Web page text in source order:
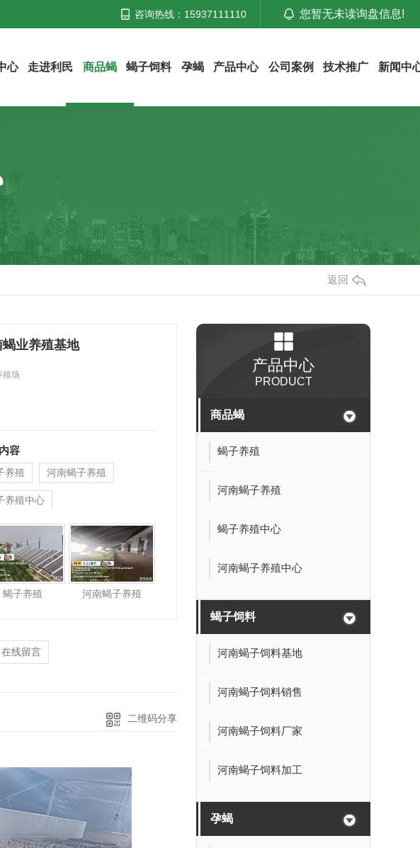
咨询热线：15937111110 您暂无未读询盘信息!
心 走进利民 商品蝎 蝎子饲料 孕蝎 产品中心 公司案例 技术推广 新闻中
返回
蝎业养殖基地
殖场
容
养殖 河南蝎子养殖
养殖中心
蝎子养殖 河南蝎子养殖
线留言
二维码分享
产品中心
PRODUCT
商品蝎
蝎子养殖
河南蝎子养殖
蝎子养殖中心
河南蝎子养殖中心
蝎子饲料
河南蝎子饲料基地
河南蝎子饲料销售
河南蝎子饲料厂家
河南蝎子饲料加工
孕蝎